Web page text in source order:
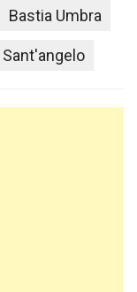
Bastia Umbra
Sant'angelo